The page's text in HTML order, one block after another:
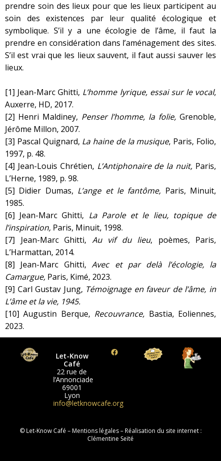
prendre soin des lieux pour que les lieux participent au
soin des existences par leur qualité écologique et
symbolique. S’il y a une écologie de l’âme, il faut la
prendre en considération dans l’aménagement des sites.
S’il est vrai que les lieux sauvent, il faut aussi sauver les
lieux.
[1] Jean-Marc Ghitti, L’homme lyrique, essai sur le vocal,
Auxerre, HD, 2017.
[2] Henri Maldiney, Penser l’homme, la folie,Grenoble,
Jérôme Millon, 2007.
[3] Pascal Quignard, La haine de la musique, Paris, Folio,
1997, p. 48.
[4] Jean-Louis Chrétien, L’Antiphonaire de la nuit, Paris,
L’Herne, 1989, p. 98.
[5] Didier Dumas, L’ange et le fantôme, Paris, Minuit,
1985.
[6] Jean-Marc Ghitti, La Parole et le lieu, topique de
l’inspiration, Paris, Minuit, 1998.
[7] Jean-Marc Ghitti, Au vif du lieu, poèmes, Paris,
L’Harmattan, 2014.
[8] Jean-Marc Ghitti,Avec et par delà l’écologie, la
Camargue, Paris, Kimé, 2023.
[9] Carl Gustav Jung, Témoignage en faveur de l’âme, in
L’âme et la vie, 1945.
[10] Augustin Berque, Recouvrance, Bastia, Eoliennes,
2023.
Let-Know
Café
22 rue de
l’Annonciade
69001
Lyon
info@letknowcafe.org
© Let-Know Café –Mentions légales– Réalisation du site internet :
Clémentine Seïté